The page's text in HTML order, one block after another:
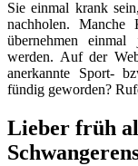
Sie einmal krank
nachholen. Manche
übernehmen
werden. Auf der
anerkannte Sport-
fündig geworden?
Lieber früh